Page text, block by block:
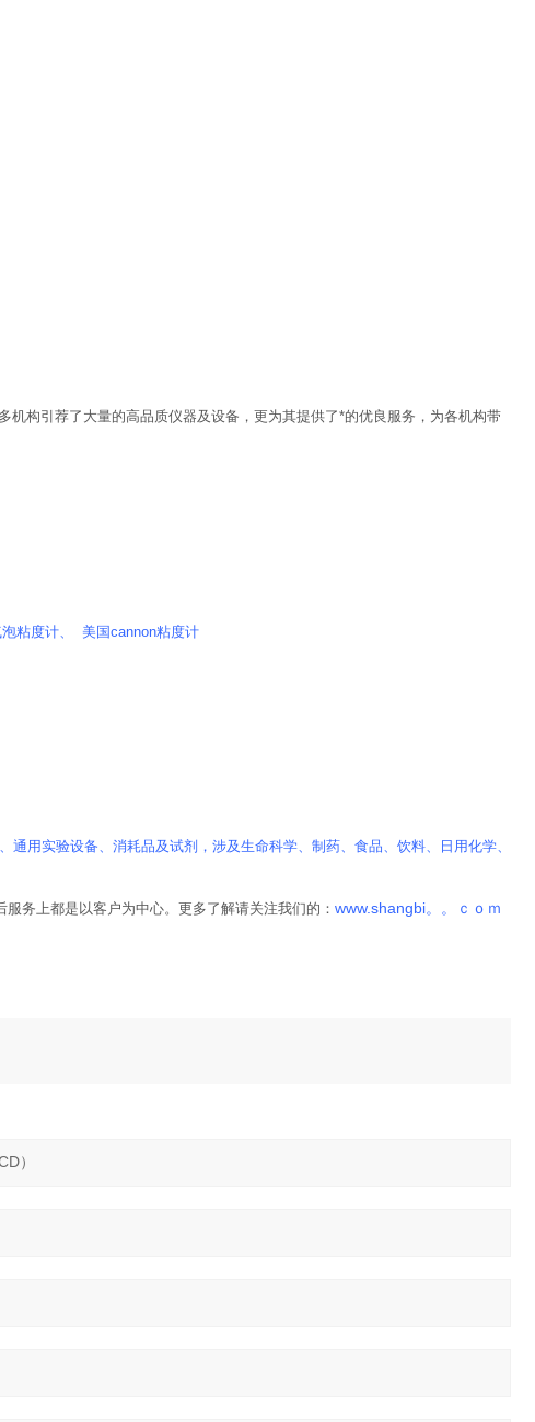
机构引荐了大量的高品质仪器及设备，更为其提供了*的优良服务，为各机构带
粘度计、 美国cannon粘度计
用实验设备、消耗品及试剂，涉及生命科学、制药、食品、饮料、日用化学、
务上都是以客户为中心。更多了解请关注我们的： www.shangbi。。ｃｏｍ